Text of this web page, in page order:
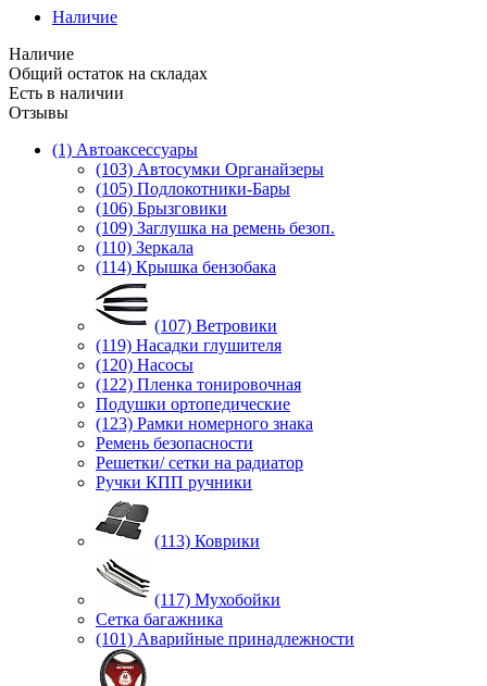
Наличие
Наличие
Общий остаток на складах
Есть в наличии
Отзывы
(1) Автоаксессуары
(103) Автосумки Органайзеры
(105) Подлокотники-Бары
(106) Брызговики
(109) Заглушка на ремень безоп.
(110) Зеркала
(114) Крышка бензобака
(107) Ветровики
(119) Насадки глушителя
(120) Насосы
(122) Пленка тонировочная
Подушки ортопедические
(123) Рамки номерного знака
Ремень безопасности
Решетки/ сетки на радиатор
Ручки КПП ручники
(113) Коврики
(117) Мухобойки
Сетка багажника
(101) Аварийные принадлежности